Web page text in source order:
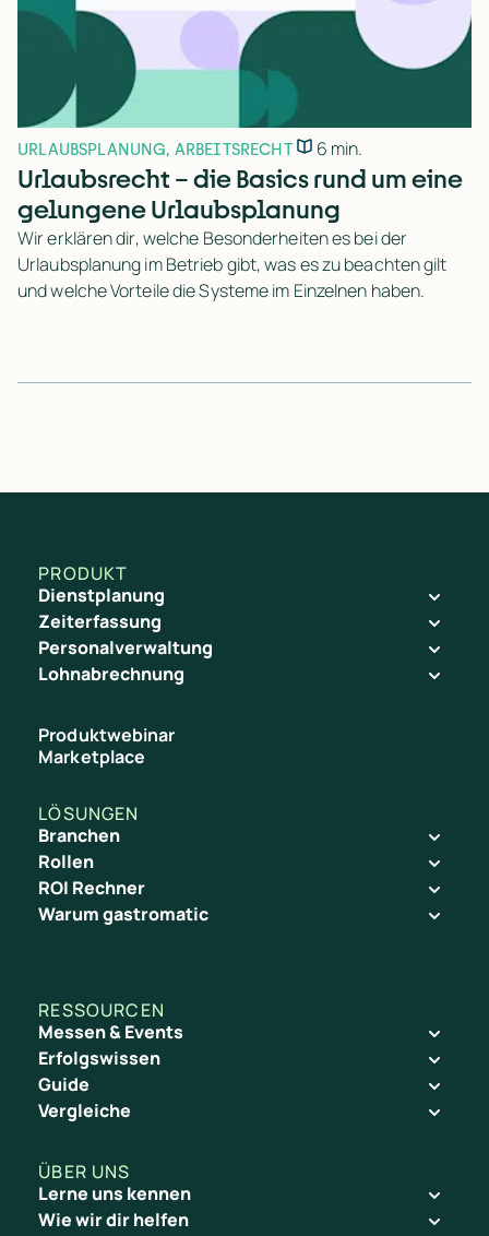
URLAUBSPLANUNG, ARBEITSRECHT 6 min.
Urlaubsrecht – die Basics rund um eine
gelungene Urlaubsplanung
Wir erklären dir, welche Besonderheiten es bei der
Urlaubsplanung im Betrieb gibt, was es zu beachten gilt
und welche Vorteile die Systeme im Einzelnen haben.
PRODUKT
Dienstplanung
Zeiterfassung
Personalverwaltung
Lohnabrechnung
Produktwebinar
Marketplace
LÖSUNGEN
Branchen
Rollen
ROI Rechner
Warum gastromatic
RESSOURCEN
Messen & Events
Erfolgswissen
Guide
Vergleiche
ÜBER UNS
Lerne uns kennen
Wie wir dir helfen